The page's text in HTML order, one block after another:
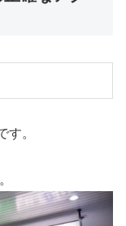
す。